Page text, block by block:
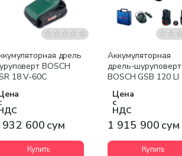
дрель
BOSCH
18 V-60С
932 600 сум
Купить
Аккумуляторная
дрель-шуруповерт
BOSCH GSB 120 LI
Цена
с
НДС
1 915 900 сум
Купить